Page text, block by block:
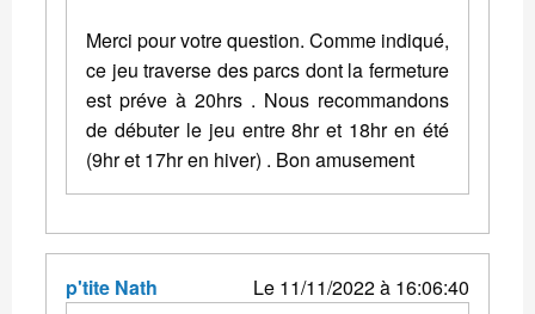
Merci pour votre question. Comme indiqué,
ce jeu traverse des parcs dont la fermeture
est préve à 20hrs . Nous recommandons
de débuter le jeu entre 8hr et 18hr en été
(9hr et 17hr en hiver) . Bon amusement
p'tite Nath
Le 11/11/2022 à 16:06:40